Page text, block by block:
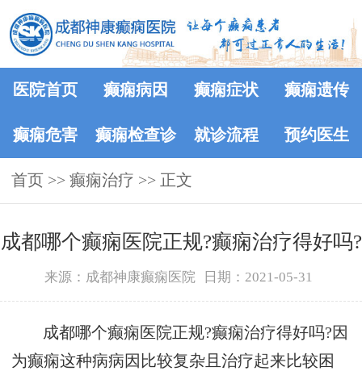
医院首页 癫痫病因 癫痫症状 癫痫遗传
癫痫危害 癫痫检查诊
断
就诊流程 预约医生
首页 >> 癫痫治疗 >> 正文
​成都哪个癫痫医院正规?癫痫治疗得好吗?
来源：成都神康癫痫医院 日期：2021-05-31
成都哪个癫痫医院正规?癫痫治疗得好吗?因
为癫痫这种病病因比较复杂且治疗起来比较困